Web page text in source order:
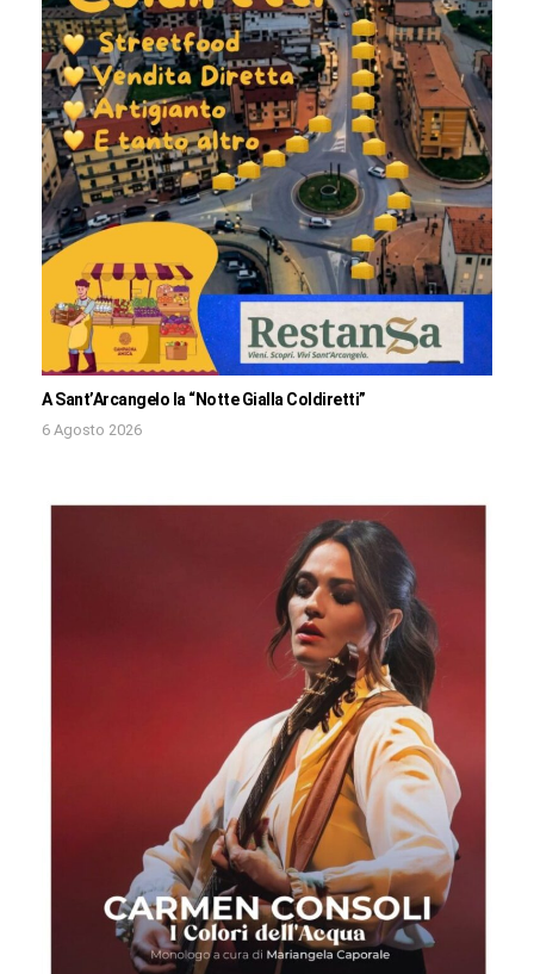
A Sant’Arcangelo la “Notte Gialla Coldiretti”
6 Agosto 2026